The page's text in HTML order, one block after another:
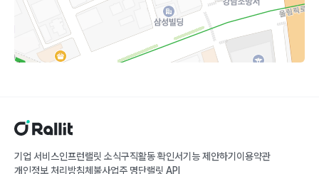
기업 서비스인프런랠릿 소식구직활동 확인서기능 제안하기 이용약관
개인정보 처리방침체불사업주 명단랠릿 API